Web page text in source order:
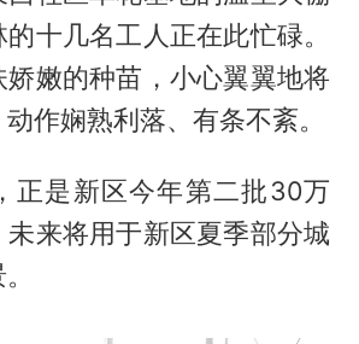
十几名工人正在此忙碌。
嫩的种苗，小心翼翼地将
作娴熟利落、有条不紊。
正是新区今年第二批30万
来将用于新区夏季部分城